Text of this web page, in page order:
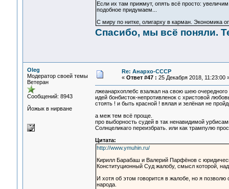
Если их там прижмут, опять всё просто:
подобное придумаем...
С миру по нитке, олигарху в карман. Экономика
Спасибо, мы всё поняли.
Oleg
Модератор своей темы
Ветеран
Сообщений: 8943
Йожык в нирване
Re: Анархо-СССР
« Ответ #47 : 25 Декабря 2018, 11:23:00
лжеанархоплебс взалкал на свою шею очередного
идей бонбисток-непротивленок с христовой
стоять ! и быть красной ! вялая и зелёная не
а меж тем всё проще.
про выборность судей в так ненавидимой
Солнцеликаго переизбрать. или как трампулю
Цитата:
http://www.ymuhin.ru/
Кирилл Барабаш и Валерий Парфёнов с
Конституционный Суд жалобу, смысл которой,
И хотя об этом говорится в жалобе, но я
народа.